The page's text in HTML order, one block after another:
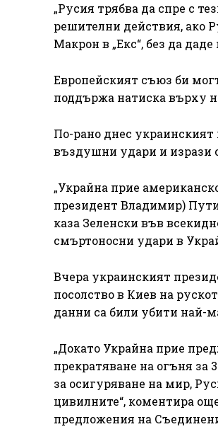
„Русия трябва да спре с
решителни действия, ако
Макрон в „Екс“, без да
Европейският съюз би
поддържа натиска върху
По-рано днес
въздушни удари и изрази
„Украйна прие
президент Владимир)
каза Зеленски във
смъртоносни удари в
Вчера украинският
посолство в Киев на
данни са били убити най-
„Докато Украйна прие
прекратяване на огъня
за осигуряване на мир,
цивилните“, коментира
предложения на